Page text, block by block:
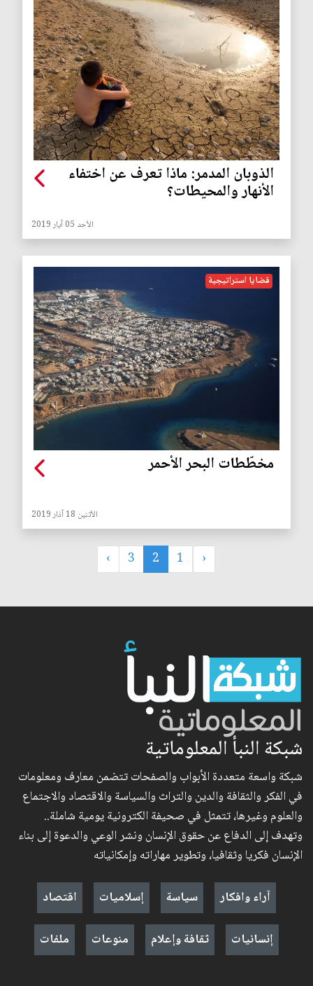
الذوبان المدمر: ماذا تعرف عن اختفاء
الأنهار والمحيطات؟
الأحد 05 آيار 2019
قضايا استراتيجية
مخطّطات البحر الأحمر
الأثنين 18 آذار 2019
‹
1
2
3
›
شبكة النبأ المعلوماتية
شبكة واسعة متعددة الأبواب والصفحات تتضمن معارف ومعلومات
في الفكر والثقافة والدين والتراث والسياسة والاقتصاد والاجتماع
والعلوم وغيرها، تتمثل في صحيفة الكترونية يومية شاملة..
وتهدف إلى الدفاع عن حقوق الإنسان ونشر الوعي والدعوة إلى بناء
الإنسان فكريا وثقافيا، وتطوير مهاراته وإمكانياته
آراء وافكار
سياسة إسلاميات
اقتصاد
إنسانيات
ثقافة وإعلام منوعات ملفات